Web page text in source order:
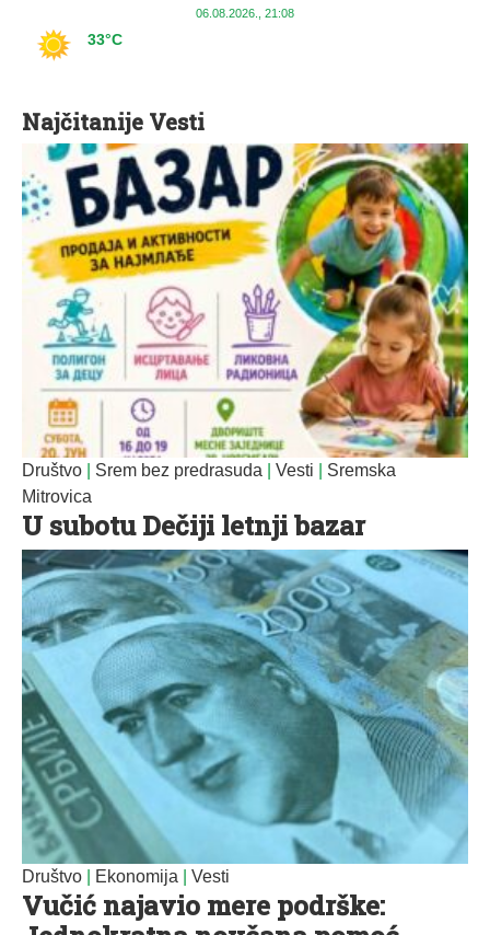
06.08.2026., 21:08
33°C
Najčitanije Vesti
Društvo Srem bez predrasuda Vesti
Sremska
Mitrovica
U subotu Dečiji letnji bazar
Društvo Ekonomija Vesti
Vučić najavio mere podrške: